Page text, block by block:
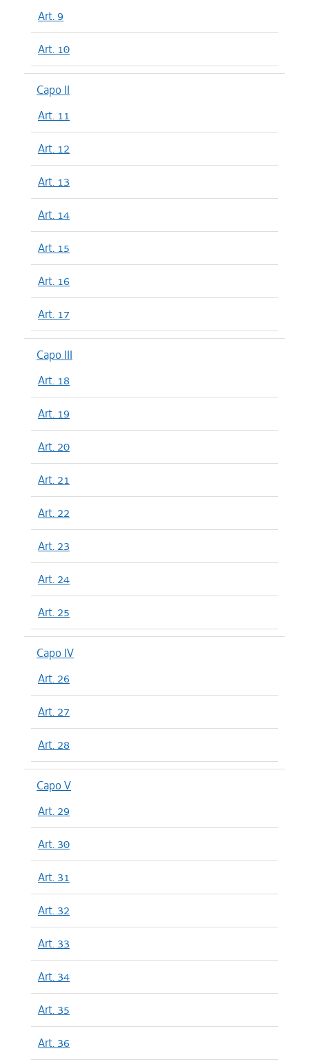
Art. 9
Art. 10
Capo II
Art. 11
Art. 12
Art. 13
Art. 14
Art. 15
Art. 16
Art. 17
Capo III
Art. 18
Art. 19
Art. 20
Art. 21
Art. 22
Art. 23
Art. 24
Art. 25
Capo IV
Art. 26
Art. 27
Art. 28
Capo V
Art. 29
Art. 30
Art. 31
Art. 32
Art. 33
Art. 34
Art. 35
Art. 36